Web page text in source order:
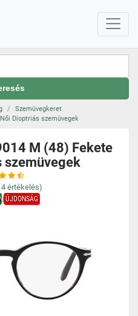
Szemüvegkeret
Dioptriás szemüvegek
M (48) Fekete
szemüvegek
4 értékelés)
ÚJDONSÁG